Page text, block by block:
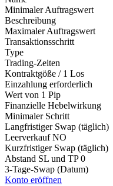
Minimaler Auftragswert
Beschreibung
Maximaler Auftragswert
Transaktionsschritt
Type
Trading-Zeiten
Kontraktgöße / 1 Los
Einzahlung erforderlich
Wert von 1 Pip
Finanzielle Hebelwirkung
Minimaler Schritt
Langfristiger Swap (täglich)
Leerverkauf NO
Kurzfristiger Swap (täglich)
Abstand SL und TP 0
3-Tage-Swap (Datum)
Konto eröffnen